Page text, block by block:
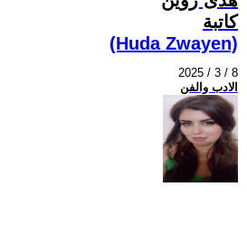
كاتبة
(Huda Zwayen)
2025 / 3 / 8
الادب والفن